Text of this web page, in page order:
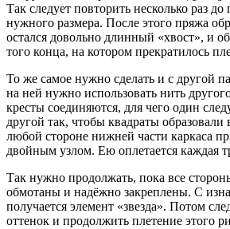
Так следует повторить несколько раз
нужного размера. После этого пряжа
остался довольно длинный «хвост», и
того конца, на котором прекратилось
То же самое нужно сделать и с другой
на ней нужно использовать нить
кресты соединяются, для чего один
другой так, чтобы квадраты
любой стороне нижней части каркаса
двойным узлом. Ею оплетается каждая
Так нужно продолжать, пока все
обмотаны и надёжно закреплены. С
получается элемент «звезда». Потом
оттенок и продолжить плетение этого